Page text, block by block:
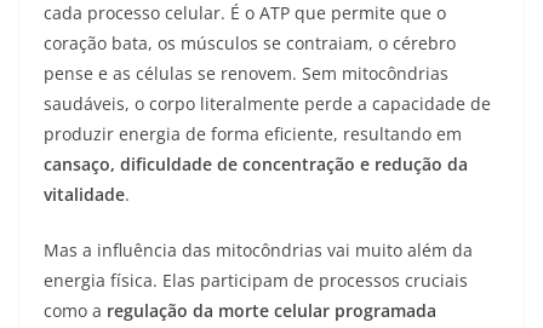
cada processo celular. É o ATP que permite que o
coração bata, os músculos se contraiam, o cérebro
pense e as células se renovem. Sem mitocôndrias
saudáveis, o corpo literalmente perde a capacidade de
produzir energia de forma eficiente, resultando em
cansaço, dificuldade de concentração e redução da
vitalidade.
Mas a influência das mitocôndrias vai muito além da
energia física. Elas participam de processos cruciais
como a regulação da morte celular programada